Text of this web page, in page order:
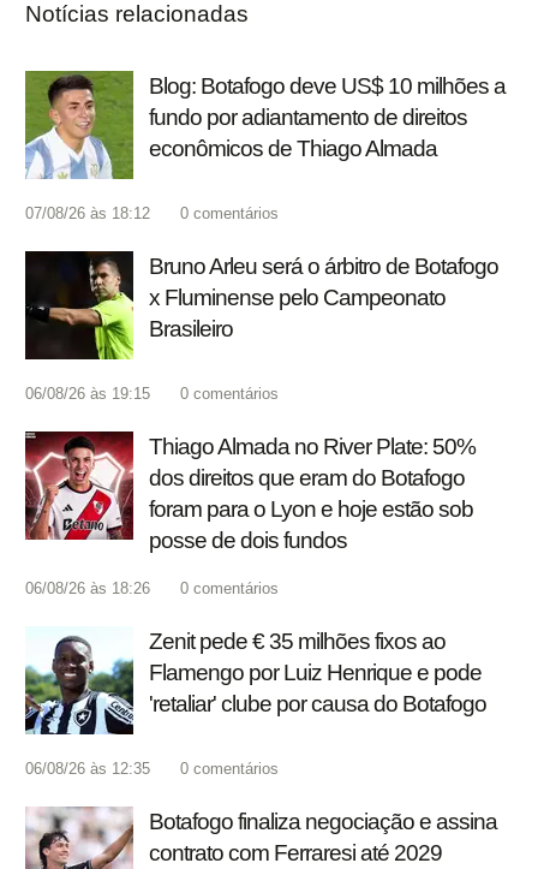
Notícias relacionadas
Blog: Botafogo deve US$ 10 milhões a
fundo por adiantamento de direitos
econômicos de Thiago Almada
07/08/26 às 18:12 0 comentários
Bruno Arleu será o árbitro de Botafogo
x Fluminense pelo Campeonato
Brasileiro
06/08/26 às 19:15 0 comentários
Thiago Almada no River Plate: 50%
dos direitos que eram do Botafogo
foram para o Lyon e hoje estão sob
posse de dois fundos
06/08/26 às 18:26 0 comentários
Zenit pede € 35 milhões fixos ao
Flamengo por Luiz Henrique e pode
'retaliar' clube por causa do Botafogo
06/08/26 às 12:35 0 comentários
Botafogo finaliza negociação e assina
contrato com Ferraresi até 2029